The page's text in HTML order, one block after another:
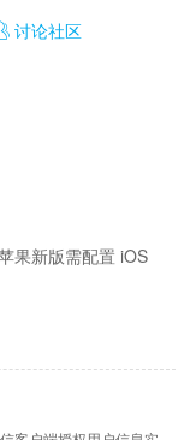
讨论社区
果新版需配置 iOS